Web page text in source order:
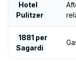
Hotel
Pulitzer
1881 per
Sagardi